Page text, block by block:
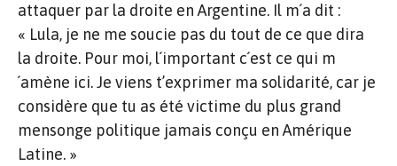
attaquer par la droite en Argentine. Il m´a dit :
« Lula, je ne me soucie pas du tout de ce que dira
la droite. Pour moi, l´important c´est ce qui m
´amène ici. Je viens t’exprimer ma solidarité, car je
considère que tu as été victime du plus grand
mensonge politique jamais conçu en Amérique
Latine. »